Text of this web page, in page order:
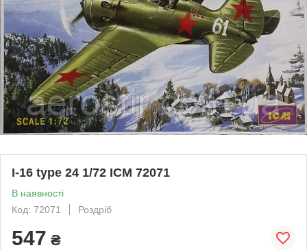
I-16 type 24 1/72 ICM 72071
В наявності
Код: 72071
Роздріб
547 ₴